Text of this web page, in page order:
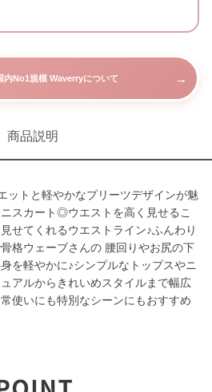
内No1規模 Waverryについて →
商品説明
ットと軽やかなプリーツデザインが魅
スカート◎ウエストを高く見せるこ
せてくれるウエストライン♪ふんわり
格ウェーブさんの 腰回りやお尻の下
を軽やかに♪シンプルなトップスやニ
アルからきれいめスタイルまで幅広
使いにも特別なシーンにもおすすめ